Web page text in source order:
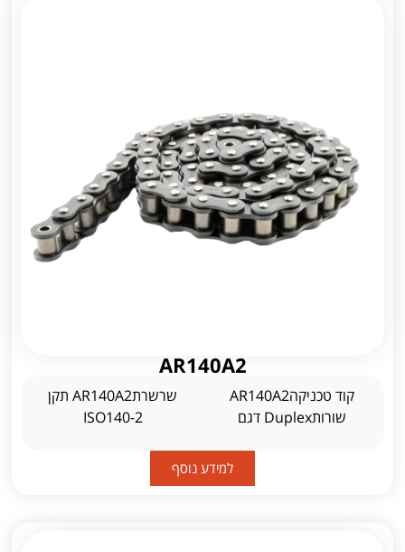
AR140A2
קוד טכניקהAR140A2
שורותDuplex דגם
שרשרתAR140A2 תקן
ISO140-2
למידע נוסף